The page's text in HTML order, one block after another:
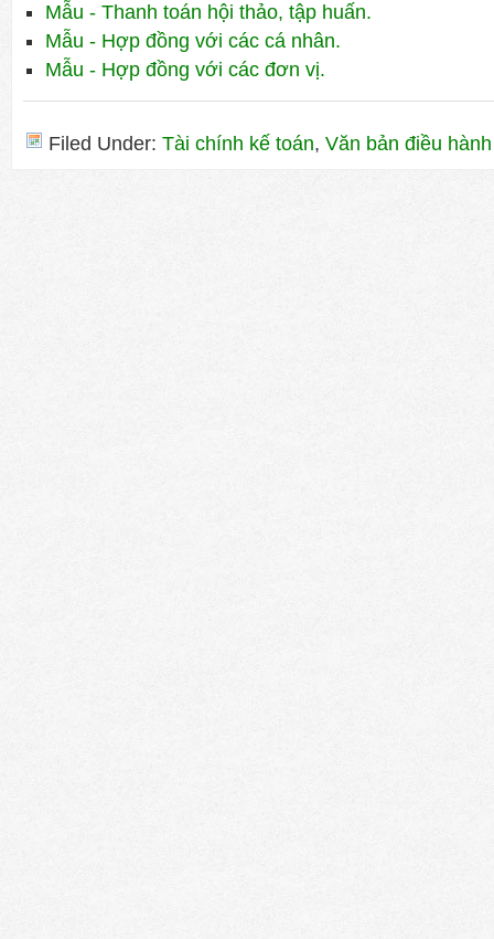
Mẫu - Thanh toán hội thảo, tập huấn.
Mẫu - Hợp đồng với các cá nhân.
Mẫu - Hợp đồng với các đơn vị.
Filed Under: Tài chính kế toán, Văn bản điều